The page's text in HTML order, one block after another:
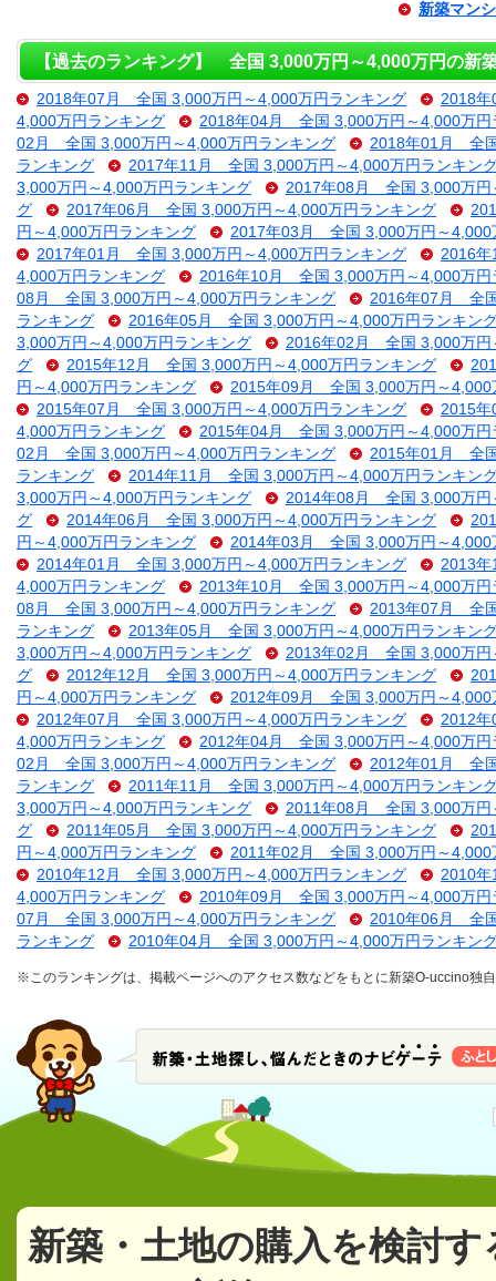
新築マン
【過去のランキング】 全国 3,000万円～4,000万円の新
2018年07月 全国 3,000万円～4,000万円ランキング
2018
4,000万円ランキング
2018年04月 全国 3,000万円～4,000万円
02月 全国 3,000万円～4,000万円ランキング
2018年01月 全
ランキング
2017年11月 全国 3,000万円～4,000万円ランキン
3,000万円～4,000万円ランキング
2017年08月 全国 3,000万円
グ
2017年06月 全国 3,000万円～4,000万円ランキング
円～4,000万円ランキング
2017年03月 全国 3,000万円～4,000
2017年01月 全国 3,000万円～4,000万円ランキング
2016
4,000万円ランキング
2016年10月 全国 3,000万円～4,000万円
08月 全国 3,000万円～4,000万円ランキング
2016年07月 全
ランキング
2016年05月 全国 3,000万円～4,000万円ランキン
3,000万円～4,000万円ランキング
2016年02月 全国 3,000万円
グ
2015年12月 全国 3,000万円～4,000万円ランキング
円～4,000万円ランキング
2015年09月 全国 3,000万円～4,000
2015年07月 全国 3,000万円～4,000万円ランキング
2015
4,000万円ランキング
2015年04月 全国 3,000万円～4,000万円
02月 全国 3,000万円～4,000万円ランキング
2015年01月 全
ランキング
2014年11月 全国 3,000万円～4,000万円ランキン
3,000万円～4,000万円ランキング
2014年08月 全国 3,000万円
グ
2014年06月 全国 3,000万円～4,000万円ランキング
円～4,000万円ランキング
2014年03月 全国 3,000万円～4,000
2014年01月 全国 3,000万円～4,000万円ランキング
2013
4,000万円ランキング
2013年10月 全国 3,000万円～4,000万円
08月 全国 3,000万円～4,000万円ランキング
2013年07月 全
ランキング
2013年05月 全国 3,000万円～4,000万円ランキン
3,000万円～4,000万円ランキング
2013年02月 全国 3,000万円
グ
2012年12月 全国 3,000万円～4,000万円ランキング
円～4,000万円ランキング
2012年09月 全国 3,000万円～4,000
2012年07月 全国 3,000万円～4,000万円ランキング
2012
4,000万円ランキング
2012年04月 全国 3,000万円～4,000万円
02月 全国 3,000万円～4,000万円ランキング
2012年01月 全
ランキング
2011年11月 全国 3,000万円～4,000万円ランキン
3,000万円～4,000万円ランキング
2011年08月 全国 3,000万円
グ
2011年05月 全国 3,000万円～4,000万円ランキング
円～4,000万円ランキング
2011年02月 全国 3,000万円～4,000
2010年12月 全国 3,000万円～4,000万円ランキング
2010
4,000万円ランキング
2010年09月 全国 3,000万円～4,000万円
07月 全国 3,000万円～4,000万円ランキング
2010年06月 全
ランキング
2010年04月 全国 3,000万円～4,000万円ランキン
※このランキングは、掲載ページへのアクセス数などをもとに新築O-uccino独
新築・土地の購入を検討